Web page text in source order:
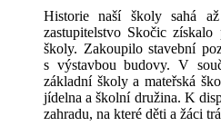
Historie naší školy sahá
zastupitelstvo Skočic
školy. Zakoupilo stavební
s výstavbou budovy. V
základní školy a mateřská
jídelna a školní družina. K
zahradu, na které děti a žáci